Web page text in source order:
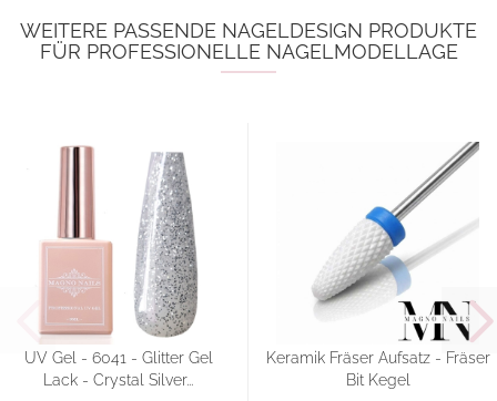
WEITERE PASSENDE NAGELDESIGN PRODUKTE
FÜR PROFESSIONELLE NAGELMODELLAGE
UV Gel - 6041 - Glitter Gel
Lack - Crystal Silver...
Keramik Fräser Aufsatz - Fräser
Bit Kegel